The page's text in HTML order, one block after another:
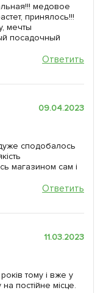
медовое
принялось!!!
мечты
посадочный
Ответить
09.04.2023
сподобалось
магазином сам і
Ответить
11.03.2023
тому і вже у
постійне місце.